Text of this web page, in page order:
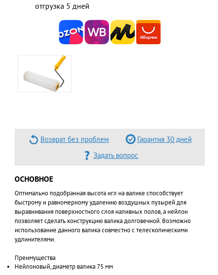
отгрузка 5 дней
Возврат без проблем
Гарантия 30 дней
Задать вопрос
ОСНОВНОЕ
Оптимально подобранная высота игл на валике способствует
быстрому и равномерному удалению воздушных пузырей для
выравнивания поверхностного слоя наливных полов, а нейлон
позволяет сделать конструкцию валика долговечной. Возможно
использование данного валика совместно с телескопическими
удлинителями.
Преимущества
Нейлоновый, диаметр валика 75 мм